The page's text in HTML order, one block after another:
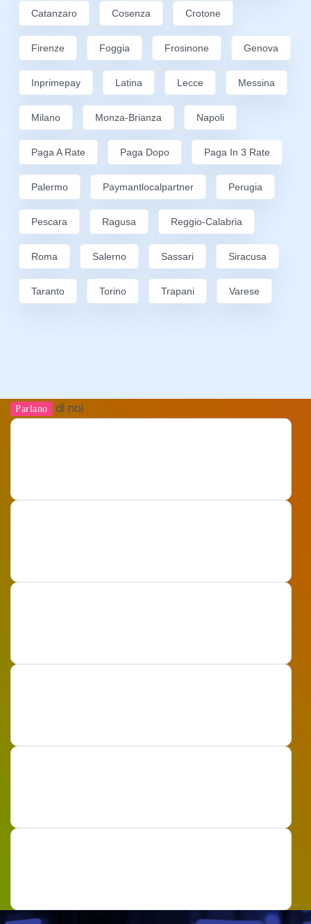
Catanzaro Cosenza Crotone
Firenze Foggia Frosinone Genova
Inprimepay Latina Lecce Messina
Milano Monza-Brianza Napoli
Paga A Rate Paga Dopo Paga In 3 Rate
Palermo Paymantlocalpartner Perugia
Pescara Ragusa Reggio-Calabria
Roma Salerno Sassari Siracusa
Taranto Torino Trapani Varese
Parlano di noi